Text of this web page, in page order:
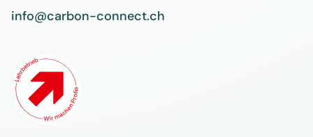
info@carbon-connect.ch